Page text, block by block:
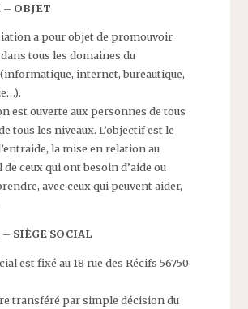
– OBJET
a pour objet de promouvoir
tous les domaines du
internet, bureautique,
est ouverte aux personnes de tous
tous les niveaux. L’objectif est le
la mise en relation au
de ceux qui ont besoin d’aide ou
avec ceux qui peuvent aider,
– SIÈGE SOCIAL
est fixé au 18 rue des Récifs 56750
transféré par simple décision du